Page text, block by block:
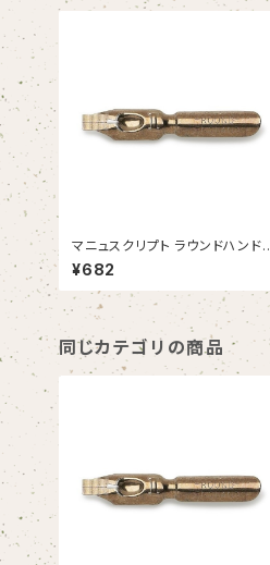
マニュスクリプト ラウンドハンド0
3.75mm 2本入
¥682
同じカテゴリの商品